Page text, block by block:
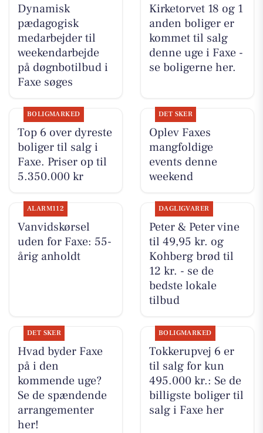
Dynamisk
pædagogisk
medarbejder til
weekendarbejde
på døgnbotilbud i
Faxe søges
Kirketorvet 18 og 1
anden boliger er
kommet til salg
denne uge i Faxe -
se boligerne her.
BOLIGMARKED
Top 6 over dyreste
boliger til salg i
Faxe. Priser op til
5.350.000 kr
DET SKER
Oplev Faxes
mangfoldige
events denne
weekend
ALARM112
Vanvidskørsel
uden for Faxe: 55-
årig anholdt
DAGLIGVARER
Peter & Peter vine
til 49,95 kr. og
Kohberg brød til
12 kr. - se de
bedste lokale
tilbud
DET SKER
Hvad byder Faxe
på i den
kommende uge?
Se de spændende
arrangementer
her!
BOLIGMARKED
Tokkerupvej 6 er
til salg for kun
495.000 kr.: Se de
billigste boliger til
salg i Faxe her